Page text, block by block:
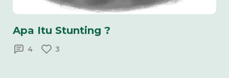
Apa Itu Stunting ?
4 3